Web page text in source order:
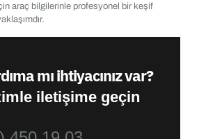
araç bilgilerinle profesyonel bir keşif
mı ihtiyacınız var?
iletişime geçin